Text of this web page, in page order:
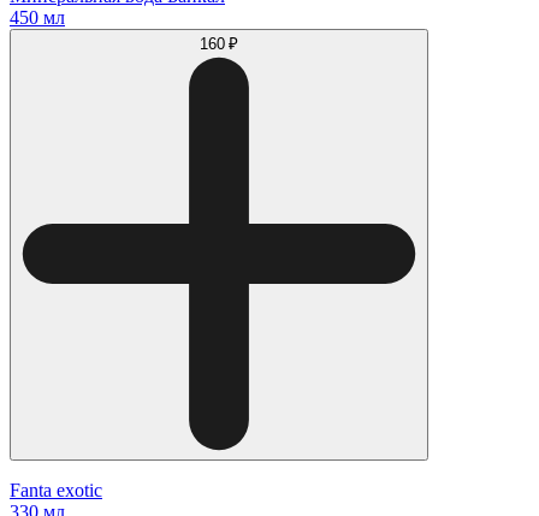
450 мл
160 ₽
Fanta exotic